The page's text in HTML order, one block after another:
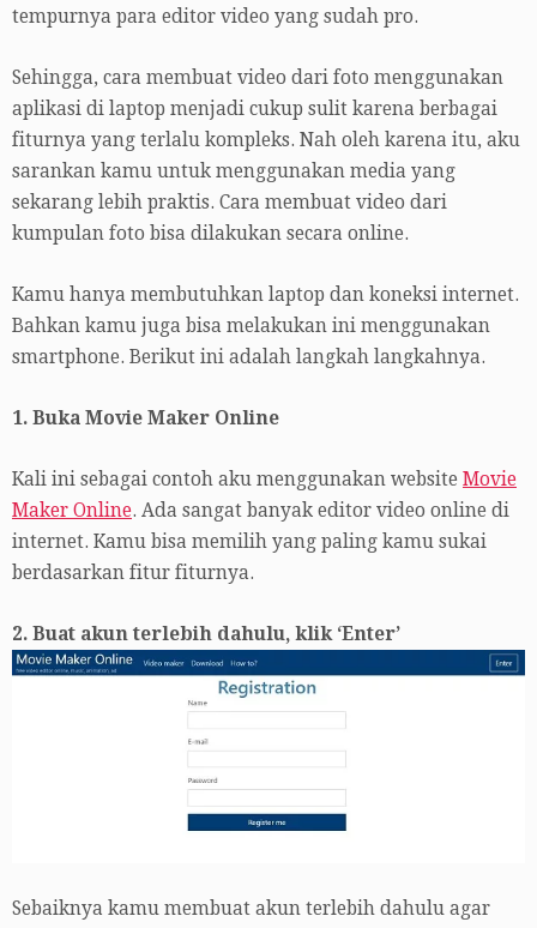
tempurnya para editor video yang sudah pro.
Sehingga, cara membuat video dari foto menggunakan
aplikasi di laptop menjadi cukup sulit karena berbagai
fiturnya yang terlalu kompleks. Nah oleh karena itu, aku
sarankan kamu untuk menggunakan media yang
sekarang lebih praktis. Cara membuat video dari
kumpulan foto bisa dilakukan secara online.
Kamu hanya membutuhkan laptop dan koneksi internet.
Bahkan kamu juga bisa melakukan ini menggunakan
smartphone. Berikut ini adalah langkah langkahnya.
1. Buka Movie Maker Online
Kali ini sebagai contoh aku menggunakan website Movie
Maker Online. Ada sangat banyak editor video online di
internet. Kamu bisa memilih yang paling kamu sukai
berdasarkan fitur fiturnya.
2. Buat akun terlebih dahulu, klik ‘Enter’
Sebaiknya kamu membuat akun terlebih dahulu agar